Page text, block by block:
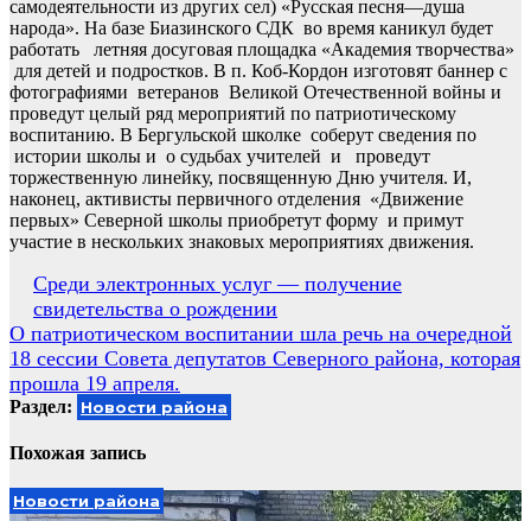
самодеятельности из других сел) «Русская песня—душа
народа». На базе Биазинского СДК во время каникул будет
работать летняя досуговая площадка «Академия творчества»
для детей и подростков. В п. Коб-Кордон изготовят баннер с
фотографиями ветеранов Великой Отечественной войны и
проведут целый ряд мероприятий по патриотическому
воспитанию. В Бергульской школке соберут сведения по
истории школы и о судьбах учителей и проведут
торжественную линейку, посвященную Дню учителя. И,
наконец, активисты первичного отделения «Движение
первых» Северной школы приобретут форму и примут
участие в нескольких знаковых мероприятиях движения.
Навигация
по
записям
Среди электронных услуг — получение
свидетельства о рождении
О патриотическом воспитании шла речь на очередной
18 сессии Совета депутатов Северного района, которая
прошла 19 апреля.
Раздел: Новости района
Похожая запись
Новости района